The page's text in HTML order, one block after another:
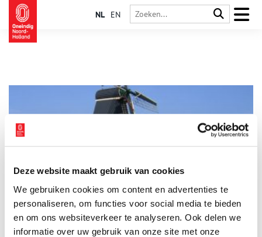
Deze website maakt gebruik van cookies
We gebruiken cookies om content en advertenties te
personaliseren, om functies voor social media te bieden
en om ons websiteverkeer te analyseren. Ook delen we
informatie over uw gebruik van onze site met onze
NL EN
Het is 1592 en de eerste tumultueuze jaren van de
Nederlandse Opstand zijn voorbij als Cornelis Cornelisz. van
Uitgeest, ook wel Krelis Lootjes genoemd, de houtzaagmolen
uitvindt.